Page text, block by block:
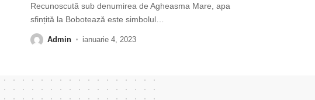
Recunoscută sub denumirea de Agheasma Mare, apa
sfințită la Bobotează este simbolul
Admin ianuarie 4, 2023